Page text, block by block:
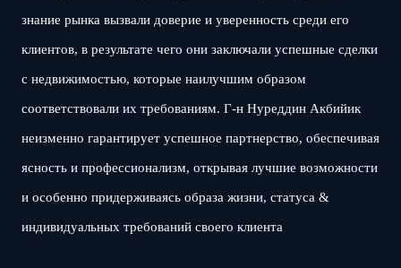
знание рынка вызвали доверие и уверенность среди его
клиентов, в результате чего они заключали успешные сделки
с недвижимостью, которые наилучшим образом
соответствовали их требованиям. Г-н Нуреддин Акбийик
неизменно гарантирует успешное партнерство, обеспечивая
ясность и профессионализм, открывая лучшие возможности
и особенно придерживаясь образа жизни, статуса &
индивидуальных требований своего клиента